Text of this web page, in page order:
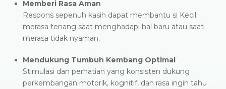
Memberi Rasa Aman
Respons sepenuh kasih dapat membantu si Kecil
merasa tenang saat menghadapi hal baru atau saat
merasa tidak nyaman.
Mendukung Tumbuh Kembang Optimal
Stimulasi dan perhatian yang konsisten dukung
perkembangan motorik, kognitif, dan rasa ingin tahu